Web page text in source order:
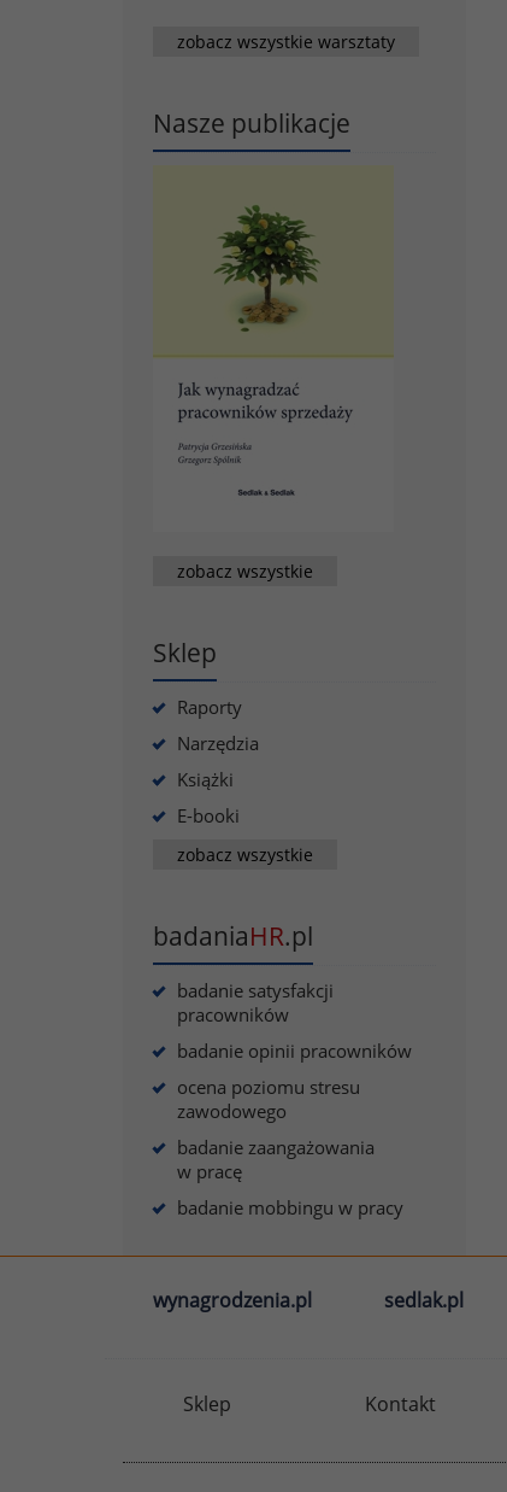
zobacz wszystkie warsztaty
Nasze publikacje
zobacz wszystkie
Sklep
Raporty
Narzędzia
Książki
E-booki
zobacz wszystkie
badaniaHR.pl
badanie satysfakcji
pracowników
badanie opinii pracowników
ocena poziomu stresu
zawodowego
badanie zaangażowania
w pracę
badanie mobbingu w pracy
wynagrodzenia.pl sedlak.pl
Sklep Kontakt